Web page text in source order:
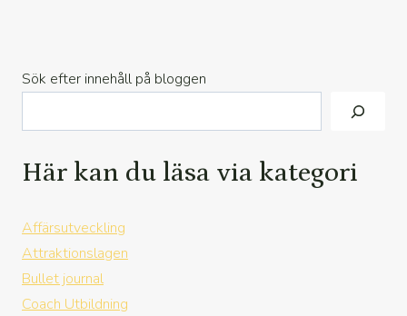
Sök efter innehåll på bloggen
Här kan du läsa via kategori
Affärsutveckling
Attraktionslagen
Bullet journal
Coach Utbildning